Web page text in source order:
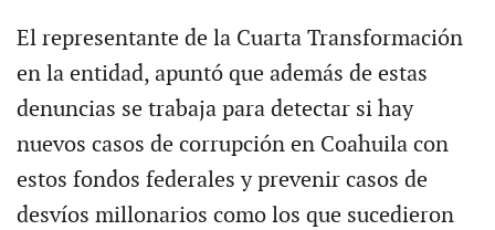
El representante de la Cuarta Transformación
en la entidad, apuntó que además de estas
denuncias se trabaja para detectar si hay
nuevos casos de corrupción en Coahuila con
estos fondos federales y prevenir casos de
desvíos millonarios como los que sucedieron